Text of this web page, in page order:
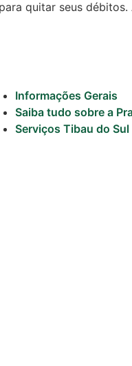
quitar seus
Informações Gerais
Saiba tudo sobre a
Serviços Tibau do Sul